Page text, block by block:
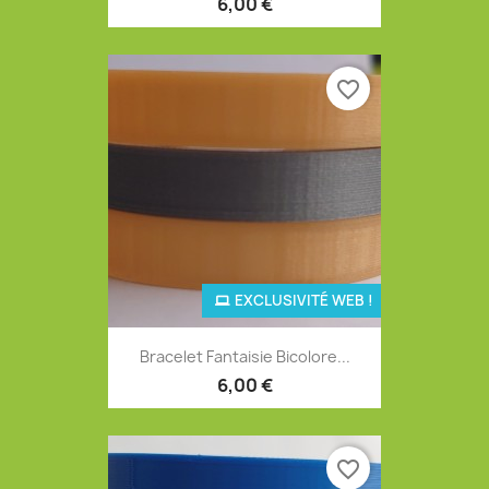
Bracelet Fantaisie Bicolore...
6,00 €
EXCLUSIVITÉ WEB !
favorite_border
favorite_border